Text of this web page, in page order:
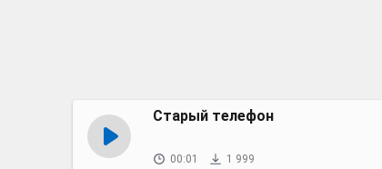
Старый телефон
00:01 1 999